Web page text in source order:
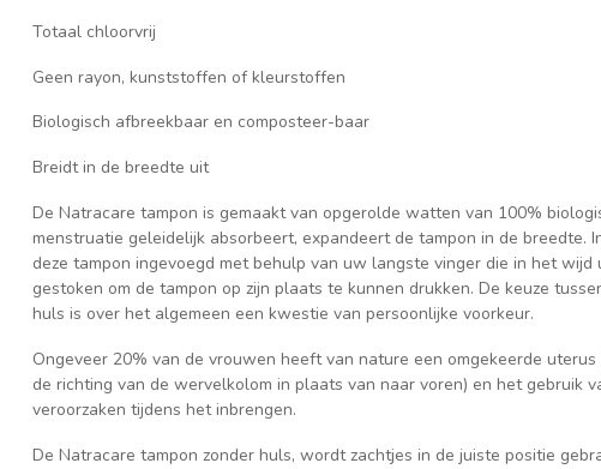
Totaal chloorvrij
Geen rayon, kunststoffen of kleurstoffen
Biologisch afbreekbaar en composteer-baar
Breidt in de breedte uit
De Natracare tampon is gemaakt van opgerolde watten van 100%
menstruatie geleidelijk absorbeert, expandeert de tampon in de
deze tampon ingevoegd met behulp van uw langste vinger die in het
gestoken om de tampon op zijn plaats te kunnen drukken. De keuze
huls is over het algemeen een kwestie van persoonlijke voorkeur.
Ongeveer 20% van de vrouwen heeft van nature een omgekeerde
de richting van de wervelkolom in plaats van naar voren) en het gebruik
veroorzaken tijdens het inbrengen.
De Natracare tampon zonder huls, wordt zachtjes in de juiste positie